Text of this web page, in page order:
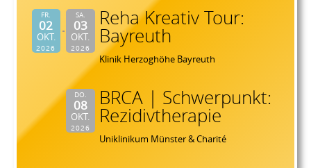
FR.
02
OKT.
2026
SA.
03
OKT.
2026
Reha Kreativ Tour:
Bayreuth
Klinik Herzoghöhe Bayreuth
DO.
08
OKT.
2026
BRCA | Schwerpunkt:
Rezidivtherapie
Uniklinikum Münster & Charité